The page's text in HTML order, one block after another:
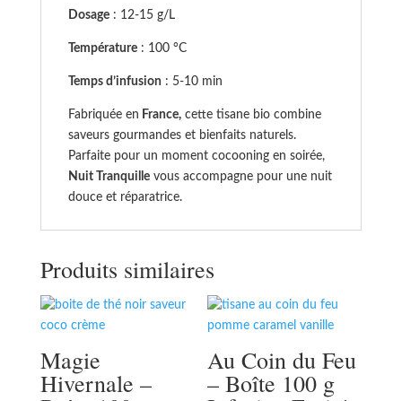
Dosage: 12-15 g/L
Température: 100 °C
Temps d’infusion : 5-10 min
Fabriquée en France,cette tisane bio combine
saveurs gourmandes et bienfaits naturels.
Parfaite pour un moment cocooning en soirée,
Nuit Tranquillevous accompagne pour une nuit
douce et réparatrice.
Produits similaires
Magie
Hivernale –
Au Coin du Feu
– Boîte 100 g